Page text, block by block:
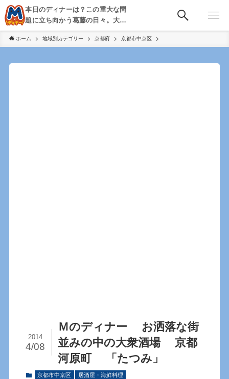
本日のディナーは？この重大な問
題に立ち向かう葛藤の日々。大
阪・京都・神戸を中心とした食べ
歩き、飲み歩きを綴る。
ホーム 地域別カテゴリー 京都府 京都市中京区
Ｍのディナー お洒落な街
並みの中の大衆酒場 京都
河原町 「たつみ」
2014
4/08
京都市中京区 居酒屋・海鮮料理